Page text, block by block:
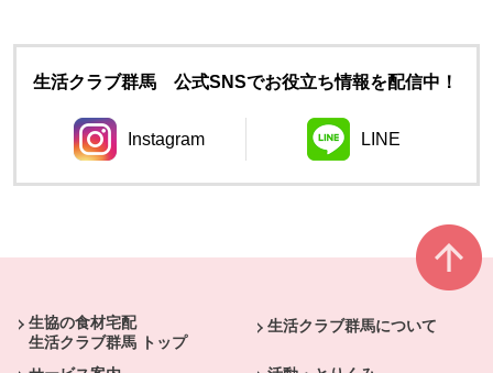
生活クラブ群馬 公式SNSでお役立ち情報を配信中！
Instagram
別のウィンドウで開きます。
LINE
別のウィンドウ
生協の食材宅配
生活クラブ群馬 トップ
生活クラブ群馬について